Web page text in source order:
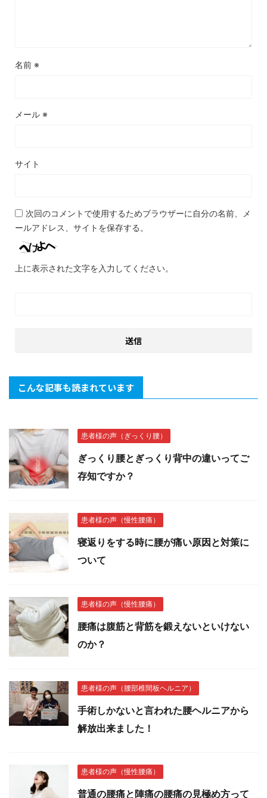
名前 ※
メール ※
サイト
次回のコメントで使用するためブラウザーに自分の名前、メ
ールアドレス、サイトを保存する。
上に表示された文字を入力してください。
こんな記事も読まれています
患者様の声（ぎっくり腰）
ぎっくり腰とぎっくり背中の違いってご
存知ですか？
患者様の声（慢性腰痛）
寝返りをする時に腰が痛い原因と対策に
ついて
患者様の声（慢性腰痛）
腰痛は腹筋と背筋を鍛えないといけない
のか？
患者様の声（腰部椎間板ヘルニア）
手術しかないと言われた腰ヘルニアから
解放出来ました！
患者様の声（慢性腰痛）
普通の腰痛と陣痛の腰痛の見極め方って